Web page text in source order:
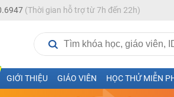
(Thời gian hỗ trợ từ 7h đến 22h)
GIỚI THIỆU GIÁO VIÊN HỌC THỬ MIỄN
- Lý - Hóa - Văn - Anh- Sinh-Sử-Địa cùng Thầy Cô